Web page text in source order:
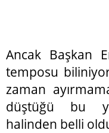
Ancak Başkan
temposu
zaman
düştüğü bu
halinden belli